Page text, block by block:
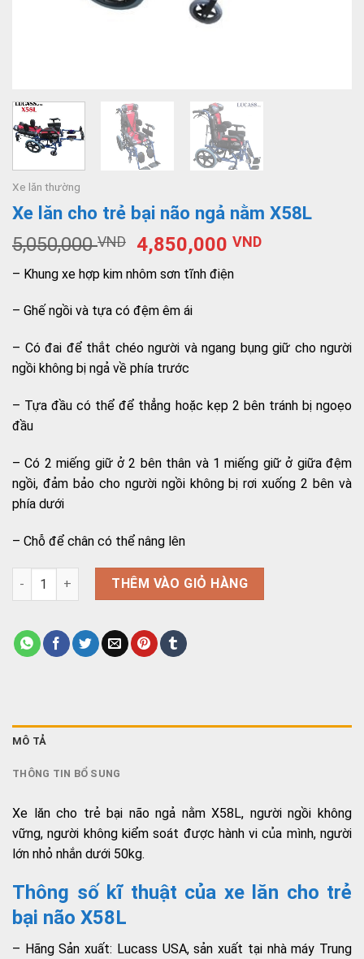
Xe lăn thường
Xe lăn cho trẻ bại não ngả nằm X58L
5,050,000VND 4,850,000VND
– Khung xe hợp kim nhôm sơn tĩnh điện
– Ghế ngồi và tựa có đệm êm ái
– Có đai để thắt chéo người và ngang bụng giữ cho người
ngồi không bị ngả về phía trước
– Tựa đầu có thể để thẳng hoặc kẹp 2 bên tránh bị ngoẹo
đầu
– Có 2 miếng giữ ở 2 bên thân và 1 miếng giữ ở giữa đệm
ngồi, đảm bảo cho người ngồi không bị rơi xuống 2 bên và
phía dưới
– Chỗ để chân có thể nâng lên
Xe lăn cho trẻ bại não ngả nằm X58L số lượng
THÊM VÀO GIỎ HÀNG
MÔ TẢ
THÔNG TIN BỔ SUNG
Xe lăn cho trẻ bại não ngả nằm X58L, người ngồi không
vững, người không kiểm soát được hành vi của mình, người
lớn nhỏ nhắn dưới 50kg.
Thông số kĩ thuật của xe lăn cho trẻ
bại não X58L
– Hãng Sản xuất: Lucass USA, sản xuất tại nhà máy Trung